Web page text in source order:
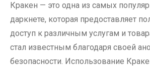
Кракен — это одна из самых
даркнете, которая предоставляет
доступ к различным услугам и
стал известным благодаря своей
безопасности. Использование